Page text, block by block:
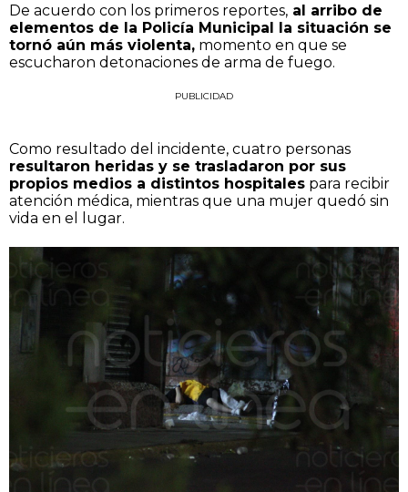
De acuerdo con los primeros reportes, al arribo de
elementos de la Policía Municipal la situación se
tornó aún más violenta, momento en que se
escucharon detonaciones de arma de fuego.
PUBLICIDAD
Como resultado del incidente, cuatro personas
resultaron heridas y se trasladaron por sus
propios medios a distintos hospitales para recibir
atención médica, mientras que una mujer quedó sin
vida en el lugar.